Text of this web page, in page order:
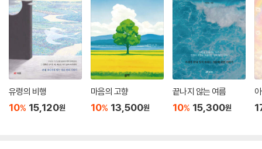
유령의 비행
10% 15,120원
마음의 고향
10% 13,500원
끝나지 않는 여름
10% 15,300원